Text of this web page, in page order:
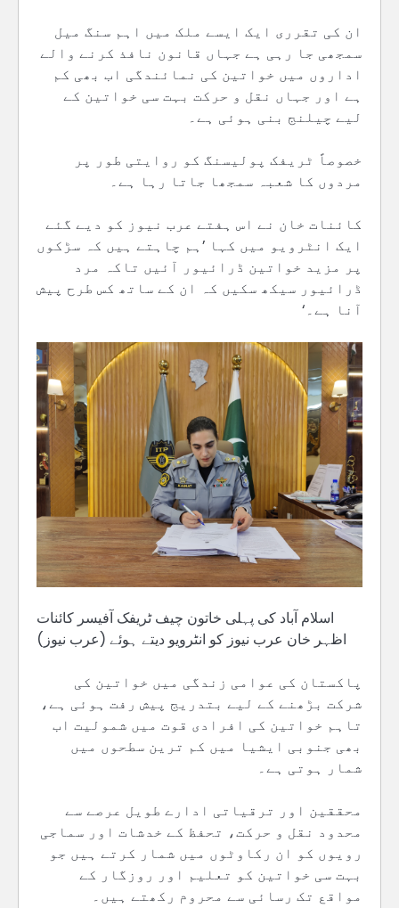
ان کی تقرری ایک ایسے ملک میں اہم سنگ میل
سمجھی جا رہی ہے جہاں قانون نافذ کرنے والے
اداروں میں خواتین کی نمائندگی اب بھی کم
ہے اور جہاں نقل و حرکت بہت سی خواتین کے
لیے چیلنج بنی ہوئی ہے۔
خصوصاً ٹریفک پولیسنگ کو روایتی طور پر
مردوں کا شعبہ سمجھا جاتا رہا ہے۔
کائنات خان نے اس ہفتے عرب نیوز کو دیے گئے
ایک انٹرویو میں کہا ’ہم چاہتے ہیں کہ سڑکوں
پر مزید خواتین ڈرائیور آئیں تاکہ مرد
ڈرائیور سیکھ سکیں کہ ان کے ساتھ کس طرح پیش
آنا ہے۔‘
اسلام آباد کی پہلی خاتون چیف ٹریفک آفیسر کائنات
اظہر خان عرب نیوز کو انٹرویو دیتے ہوئے (عرب نیوز)
پاکستان کی عوامی زندگی میں خواتین کی
شرکت بڑھنے کے لیے بتدریج پیش رفت ہوئی ہے،
تاہم خواتین کی افرادی قوت میں شمولیت اب
بھی جنوبی ایشیا میں کم ترین سطحوں میں
شمار ہوتی ہے۔
محققین اور ترقیاتی ادارے طویل عرصے سے
محدود نقل و حرکت، تحفظ کے خدشات اور سماجی
رویوں کو ان رکاوٹوں میں شمار کرتے ہیں جو
بہت سی خواتین کو تعلیم اور روزگار کے
مواقع تک رسائی سے محروم رکھتے ہیں۔